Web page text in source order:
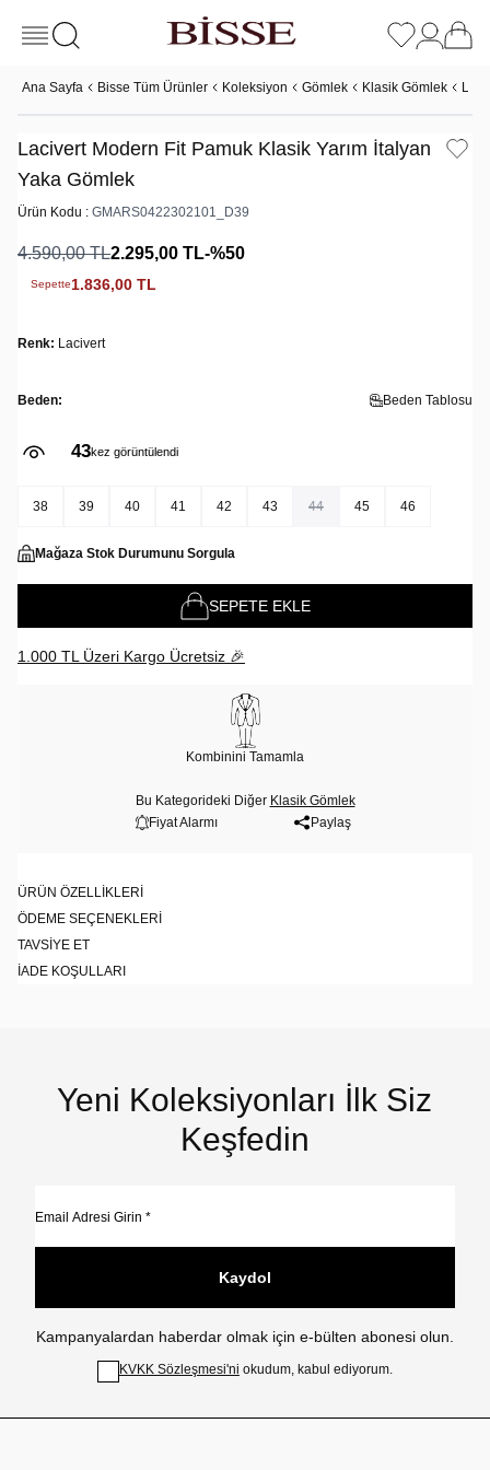
Ana Sayfa Bisse Tüm Ürünler Koleksiyon Gömlek Klasik Gömlek
Lacivert Modern Fit Pamuk Klasik Yarım İtalyan
Yaka Gömlek
Ürün Kodu : GMARS0422302101_D39
4.590,00TL2.295,00 TL-%50
Sepette1.836,00 TL
Renk: Lacivert
Beden: Beden Tablosu
43kez görüntülendi
38 39 40 41 42 43 44 45 46
Mağaza Stok Durumunu Sorgula
SEPETE EKLE
1.000 TL Üzeri Kargo Ücretsiz 🎉
Kombinini Tamamla
Bu Kategorideki Diğer Klasik Gömlek
Fiyat Alarmı
Paylaş
ÜRÜN ÖZELLIKLERI
ÖDEME SEÇENEKLERI
TAVSIYE ET
İADE KOŞULLARI
Yeni Koleksiyonları İlk Siz
Keşfedin
Kaydol
Kampanyalardan haberdar olmak için e-bülten abonesi olun.
KVKK Sözleşmesi'ni okudum, kabul ediyorum.